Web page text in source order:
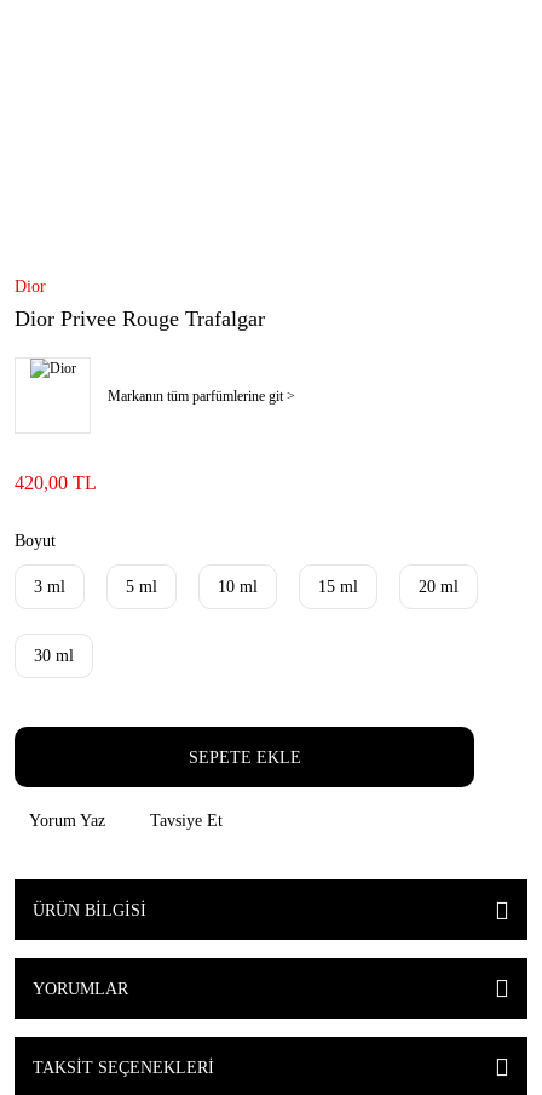
Dior
Dior Privee Rouge Trafalgar
Markanın tüm parfümlerine git >
420,00 TL
Boyut
3 ml 5 ml 10 ml 15 ml 20 ml
30 ml
SEPETE EKLE
Yorum Yaz Tavsiye Et
ÜRÜN BILGISI
YORUMLAR
TAKSIT SEÇENEKLERI